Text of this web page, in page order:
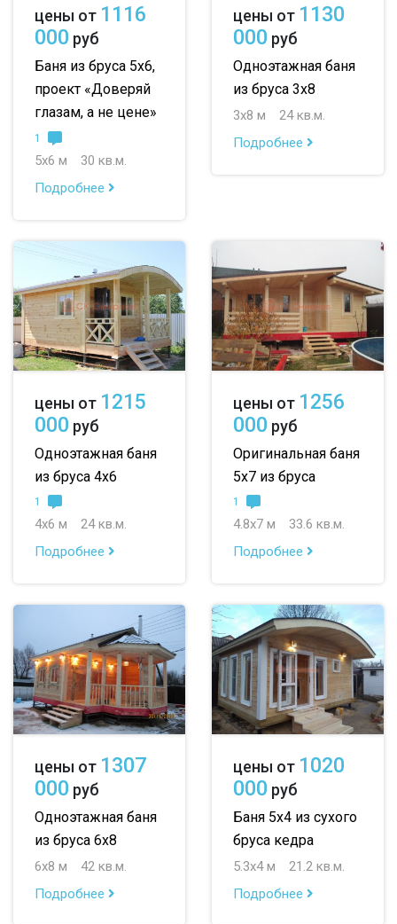
цены от 1116
000 руб
Баня из бруса 5х6,
проект «Доверяй
глазам, а не цене»
1
5х6 м
30 кв.м.
Подробнее
цены от 1130
000 руб
Одноэтажная баня
из бруса 3х8
3х8 м
24 кв.м.
Подробнее
цены от 1215
000 руб
Одноэтажная баня
из бруса 4х6
1
4х6 м
24 кв.м.
Подробнее
цены от 1256
000 руб
Оригинальная баня
5х7 из бруса
1
4.8х7 м
33.6 кв.м.
Подробнее
цены от 1307
000 руб
Одноэтажная баня
из бруса 6х8
6х8 м
42 кв.м.
Подробнее
цены от 1020
000 руб
Баня 5х4 из сухого
бруса кедра
5.3х4 м
21.2 кв.м.
Подробнее